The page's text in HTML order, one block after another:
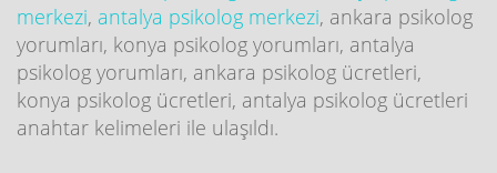
merkezi, antalya psikolog merkezi, ankara psikolog
yorumları, konya psikolog yorumları, antalya
psikolog yorumları, ankara psikolog ücretleri,
konya psikolog ücretleri, antalya psikolog ücretleri
anahtar kelimeleri ile ulaşıldı.